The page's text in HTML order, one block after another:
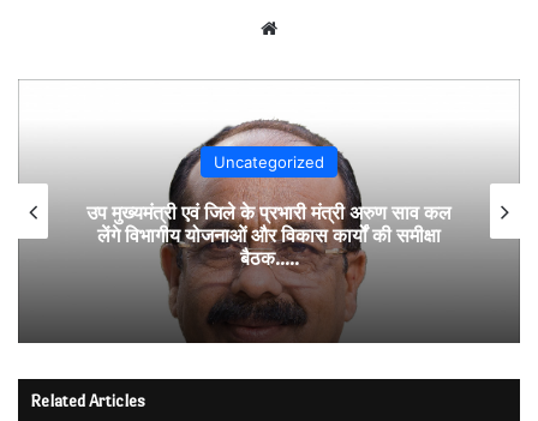
Uncategorized
नांदघाट-मुंगेली रोड होगा फोरलेन, राज्य शासन ने मंजूर
किए 21.81 करोड़….उप मुख्यमंत्री अरुण साव के
अनुमोदन के बाद राशि स्वीकृति का पत्र जारी….
Related Articles